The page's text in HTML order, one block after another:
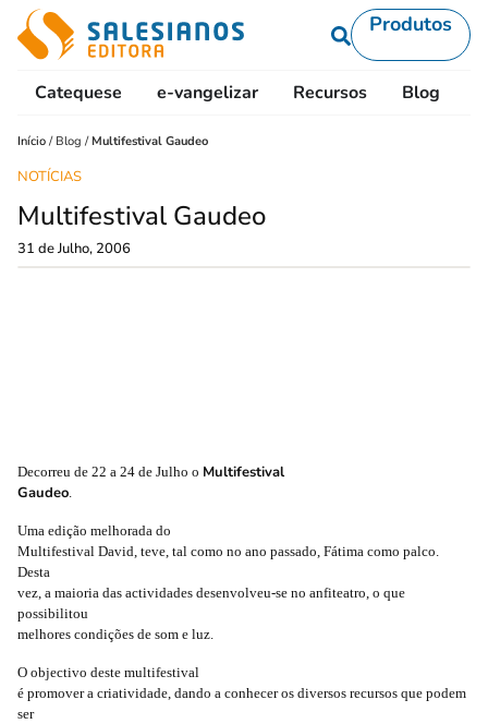
Produtos
Catequese e-vangelizar Recursos Blog
Início / Blog / Multifestival Gaudeo
NOTÍCIAS
Multifestival Gaudeo
31 de Julho, 2006
Decorreu de 22 a 24 de Julho o Multifestival
Gaudeo.
Uma edição melhorada do
Multifestival David, teve, tal como no ano passado, Fátima como palco.
Desta
vez, a maioria das actividades desenvolveu-se no anfiteatro, o que
possibilitou
melhores condições de som e luz.
O objectivo deste multifestival
é promover a criatividade, dando a conhecer os diversos recursos que podem
ser